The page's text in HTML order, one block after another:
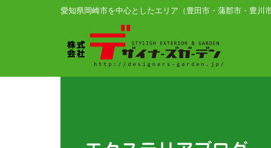
愛知県岡崎市を中心としたエリア（豊田市・蒲郡市・豊川